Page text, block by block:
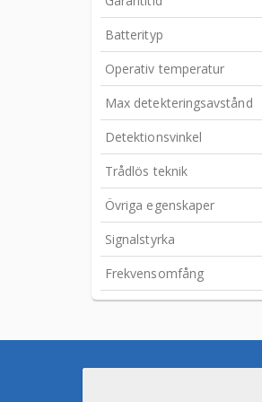
Batterityp
Operativ temperatur
Max detekteringsavstånd
Detektionsvinkel
Trådlös teknik
Övriga egenskaper
Signalstyrka
Frekvensomfång